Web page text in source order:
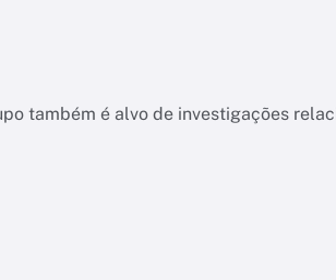
também é alvo de investigações